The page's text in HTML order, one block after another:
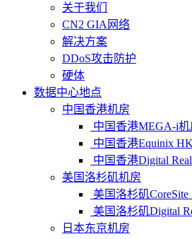
关于我们
CN2 GIA网络
解决方案
DDoS攻击防护
硬体
数据中心地点
中国香港机房
中国香港MEGA-i机
中国香港Equinix
中国香港Digital
美国洛杉矶机房
美国洛杉矶
美国洛杉矶Digital
日本东京机房